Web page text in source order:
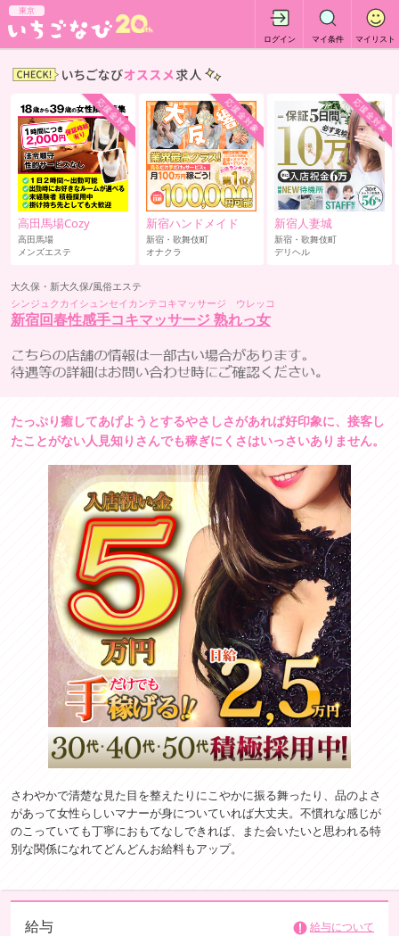
東京
ログイン マイ条件 マイリスト
応援金対象
高田馬場Cozy
高田馬場
メンズエステ
応援金対象
新宿ハンドメイド
新宿・歌舞伎町
オナクラ
応援金対象
新宿人妻城
新宿・歌舞伎町
デリヘル
大久保・新大久保/風俗エステ
シンジュクカイシュンセイカンテコキマッサージ ウレッコ
新宿回春性感手コキマッサージ 熟れっ女
たっぷり癒してあげようとするやさしさがあれば好印象に、接客し
たことがない人見知りさんでも稼ぎにくさはいっさいありません。
さわやかで清楚な見た目を整えたりにこやかに振る舞ったり、品のよさ
があって女性らしいマナーが身についていれば大丈夫。不慣れな感じが
のこっていても丁寧におもてなしできれば、また会いたいと思われる特
別な関係になれてどんどんお給料もアップ。
給与 給与について